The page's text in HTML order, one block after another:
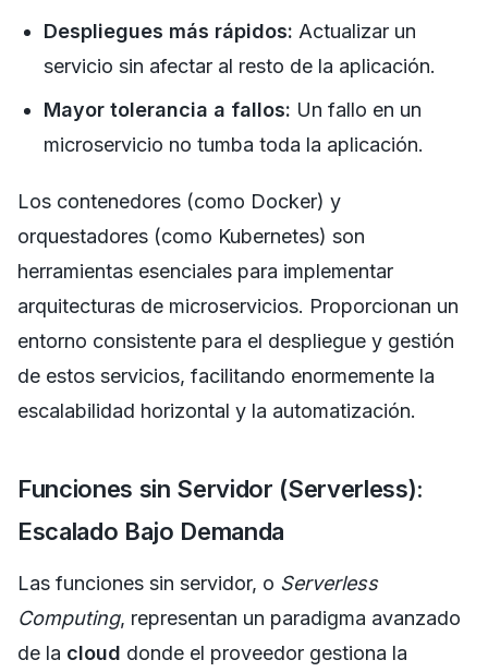
Despliegues más rápidos: Actualizar un
servicio sin afectar al resto de la aplicación.
Mayor tolerancia a fallos: Un fallo en un
microservicio no tumba toda la aplicación.
Los contenedores (como Docker) y
orquestadores (como Kubernetes) son
herramientas esenciales para implementar
arquitecturas de microservicios. Proporcionan un
entorno consistente para el despliegue y gestión
de estos servicios, facilitando enormemente la
escalabilidad horizontal y la automatización.
Funciones sin Servidor (Serverless):
Escalado Bajo Demanda
Las funciones sin servidor, o Serverless
Computing, representan un paradigma avanzado
de la cloud donde el proveedor gestiona la